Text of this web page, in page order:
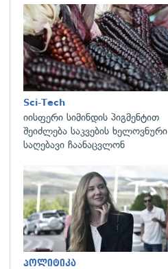
Sci-Tech
იისფერი სიმინდის პიგმენტით
შეიძლება საკვების ხელოვნური
საღებავი ჩაანაცვლონ
პოლიტიკა